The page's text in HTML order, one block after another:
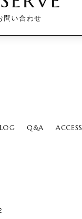
問い合わせ
Q&A ACCESS